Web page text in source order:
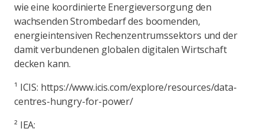
wie eine koordinierte Energieversorgung den
wachsenden Strombedarf des boomenden,
energieintensiven Rechenzentrumssektors und der
damit verbundenen globalen digitalen Wirtschaft
decken kann.
¹ ICIS: https://www.icis.com/explore/resources/data-
centres-hungry-for-power/
² IEA: